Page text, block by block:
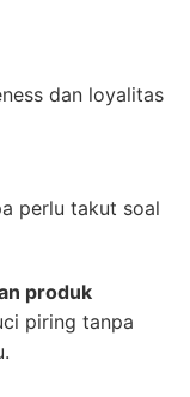
dan loyalitas
perlu takut soal
produk
piring tanpa